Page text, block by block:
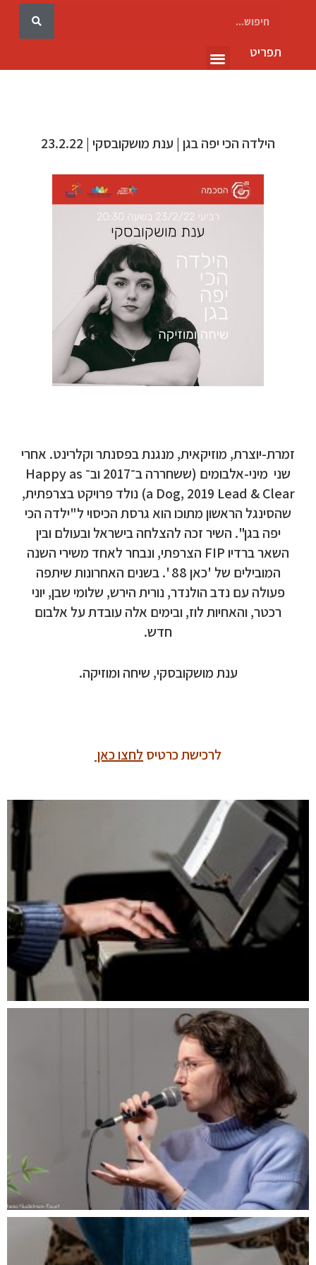
תפריט
הילדה הכי יפה בגן | ענת מושקובסקי | 23.2.22
זמרת-יוצרת, מוזיקאית, מנגנת בפסנתר וקלרינט. אחרי
שני מיני-אלבומים (ששחררה ב־2017 וב־ Happy as
a Dog, 2019 Lead & Clear) נולד פרויקט בצרפתית,
שהסינגל הראשון מתוכו הוא גרסת הכיסוי ל"ילדה הכי
יפה בגן". השיר זכה להצלחה בישראל ובעולם ובין
השאר ברדיו FIP הצרפתי, ונבחר לאחד משירי השנה
המובילים של 'כאן 88 '. בשנים האחרונות שיתפה
פעולה עם נדב הולנדר, נורית הירש, שלומי שבן, יוני
רכטר, והאחיות לוז, ובימים אלה עובדת על אלבום
חדש.
ענת מושקובסקי, שיחה ומוזיקה.
לרכישת כרטיס לחצו כאן